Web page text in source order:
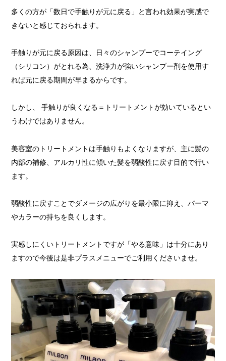
多くの方が「数日で手触りが元に戻る」と言われ効果が実感で
きないと感じておられます。
手触りが元に戻る原因は、日々のシャンプーでコーテイング
（シリコン）がとれる為、洗浄力が強いシャンプー剤を使用す
れば元に戻る期間が早まるからです。
しかし、 手触りが良くなる＝トリートメントが効いているとい
うわけではありません。
美容室のトリートメントは手触りもよくなりますが、主に髪の
内部の補修、アルカリ性に傾いた髪を弱酸性に戻す目的で行い
ます。
弱酸性に戻すことでダメージの広がりを最小限に抑え、パーマ
やカラーの持ちを良くします。
実感しにくいトリートメントですが「やる意味」は十分にあり
ますので今後は是非プラスメニューでご利用くださいませ。